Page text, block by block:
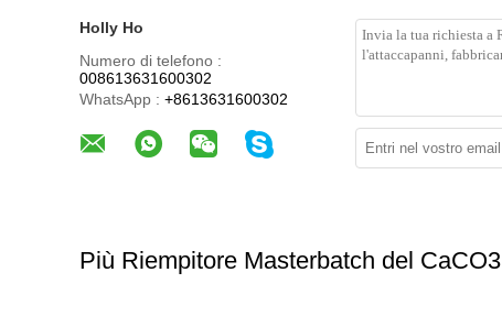
Holly Ho
Numero di telefono :
008613631600302
WhatsApp : +8613631600302
Più Riempitore Masterbatch del CaCO3